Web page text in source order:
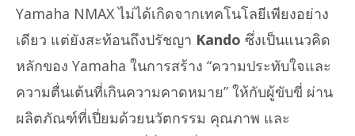
Yamaha NMAX ไม่ได้เกิดจากเทคโนโลยีเพียงอย่าง
เดียว แต่ยังสะท้อนถึงปรัชญา Kando ซึ่งเป็นแนวคิด
หลักของ Yamaha ในการสร้าง “ความประทับใจและ
ความตื่นเต้นที่เกินความคาดหมาย” ให้กับผู้ขับขี่ ผ่าน
ผลิตภัณฑ์ที่เปี่ยมด้วยนวัตกรรม คุณภาพ และ